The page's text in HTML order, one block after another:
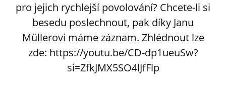
pro jejich rychlejší povolování? Chcete-li si
besedu poslechnout, pak díky Janu
Müllerovi máme záznam. Zhlédnout lze
zde: https://youtu.be/CD-dp1ueuSw?
si=ZfkJMX5SO4lJfFlp